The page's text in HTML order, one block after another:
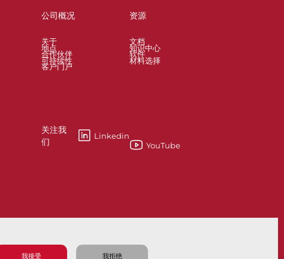
我接受 我拒绝
公司概况
关于
地点
合作伙伴
可持续性
客户门户
关注我
们
Linkedin
资源
文档
知识中心
软件
材料选择
YouTube